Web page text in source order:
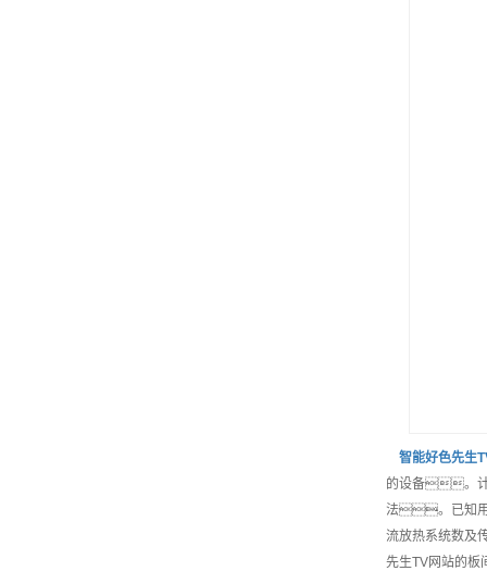
智能好色先生
的设备。计
法。已知用
流放热系统数
先生TV网站的